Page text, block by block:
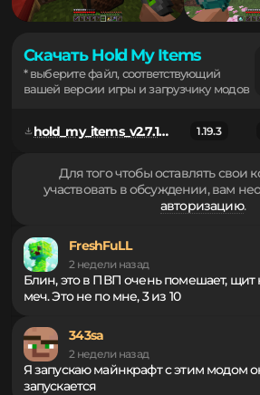
Скачать Hold My Items
вашей версии игры и загрузчику модов
hold_my_items_v2.7.1_ 1.19.1 - 1.19.4.jar
Для того чтобы оставлять
FreshFuLL
2 недели назад
Блин, это в ПВП очень помешает,
меч. Это не по мне, 3 из 10
343sa